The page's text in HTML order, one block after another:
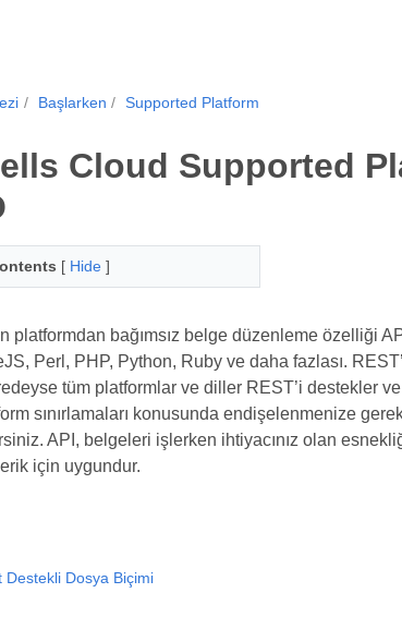
Başlarken Supported Platform
Cloud Supported
[ Hide ]
platformdan bağımsız belge düzenleme özelliği
Perl, PHP, Python, Ruby ve daha fazlası.
tüm platformlar ve diller REST’i destekler
sınırlamaları konusunda endişelenmenize
API, belgeleri işlerken ihtiyacınız olan
için uygundur.
Destekli Dosya Biçimi